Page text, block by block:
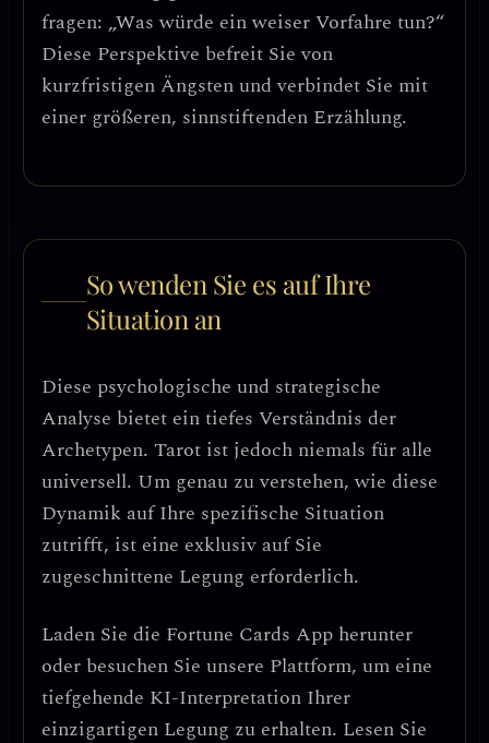
fragen: „Was würde ein weiser Vorfahre tun?“
Diese Perspektive befreit Sie von
kurzfristigen Ängsten und verbindet Sie mit
einer größeren, sinnstiftenden Erzählung.
So wenden Sie es auf Ihre
Situation an
Diese psychologische und strategische
Analyse bietet ein tiefes Verständnis der
Archetypen. Tarot ist jedoch niemals für alle
universell. Um genau zu verstehen, wie diese
Dynamik auf Ihre spezifische Situation
zutrifft, ist eine exklusiv auf Sie
zugeschnittene Legung erforderlich.
Laden Sie die Fortune Cards App herunter
oder besuchen Sie unsere Plattform, um eine
tiefgehende KI-Interpretation Ihrer
einzigartigen Legung zu erhalten. Lesen Sie